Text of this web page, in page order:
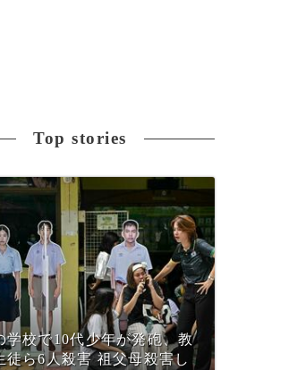
Top stories
学校で10代少年が発砲、教
徒ら6人殺害 祖父母殺害し